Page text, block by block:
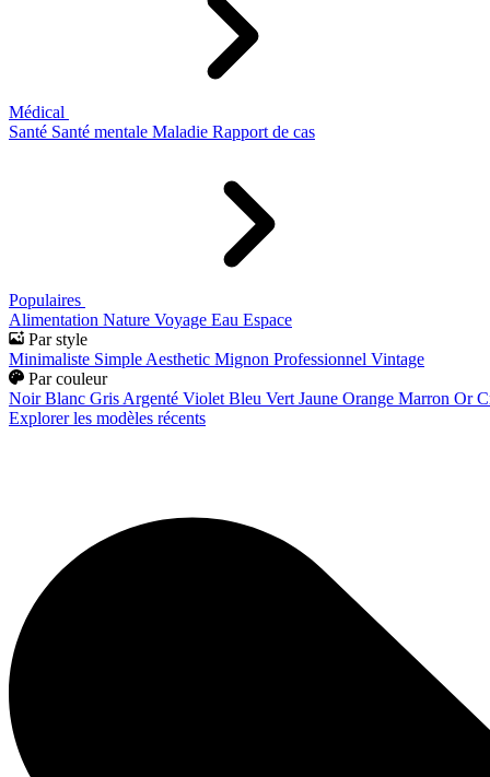
Médical
Santé Santé mentale Maladie Rapport de cas
Populaires
Alimentation Nature Voyage Eau Espace
Par style
Minimaliste Simple Aesthetic Mignon Professionnel Vintage
Par couleur
Noir Blanc Gris Argenté Violet Bleu Vert Jaune Orange Marron Or
Explorer les modèles récents